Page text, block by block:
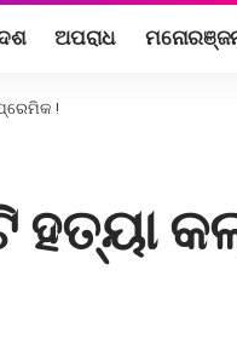
ଅପରାଧ
!
ହତ୍ୟା